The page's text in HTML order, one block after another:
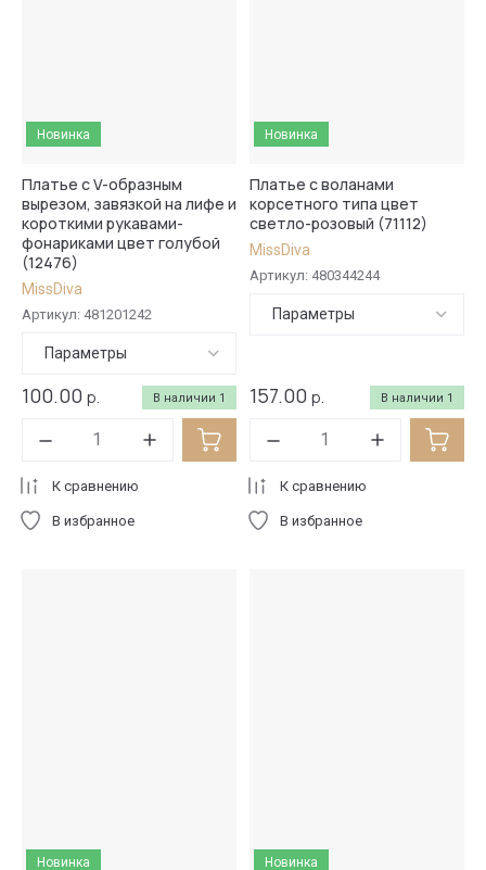
Новинка
Платье с V-образным
вырезом, завязкой на лифе и
короткими рукавами-
фонариками цвет голубой
(12476)
MissDiva
Артикул: 481201242
Параметры
В наличии 1
100.00 р.
К сравнению
В избранное
Новинка
Платье с воланами
корсетного типа цвет
светло-розовый (71112)
MissDiva
Артикул: 480344244
Параметры
В наличии 1
157.00 р.
К сравнению
В избранное
Новинка Новинка